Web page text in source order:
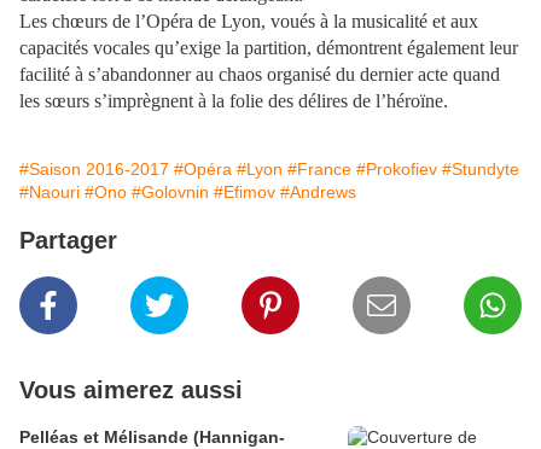
Les chœurs de l’Opéra de Lyon, voués à la musicalité et aux
capacités vocales qu’exige la partition, démontrent également leur
facilité à s’abandonner au chaos organisé du dernier acte quand
les sœurs s’imprègnent à la folie des délires de l’héroïne.
#Saison 2016-2017 #Opéra #Lyon #France #Prokofiev #Stundyte
#Naouri #Ono #Golovnin #Efimov #Andrews
Partager
Vous aimerez aussi
Pelléas et Mélisande (Hannigan-